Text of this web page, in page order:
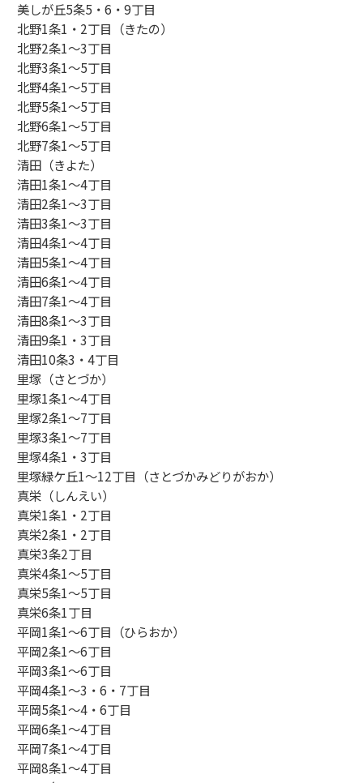
美しが丘5条5・6・9丁目
北野1条1・2丁目（きたの）
北野2条1～3丁目
北野3条1～5丁目
北野4条1～5丁目
北野5条1～5丁目
北野6条1～5丁目
北野7条1～5丁目
清田（きよた）
清田1条1～4丁目
清田2条1～3丁目
清田3条1～3丁目
清田4条1～4丁目
清田5条1～4丁目
清田6条1～4丁目
清田7条1～4丁目
清田8条1～3丁目
清田9条1・3丁目
清田10条3・4丁目
里塚（さとづか）
里塚1条1～4丁目
里塚2条1～7丁目
里塚3条1～7丁目
里塚4条1・3丁目
里塚緑ケ丘1～12丁目（さとづかみどりがおか）
真栄（しんえい）
真栄1条1・2丁目
真栄2条1・2丁目
真栄3条2丁目
真栄4条1～5丁目
真栄5条1～5丁目
真栄6条1丁目
平岡1条1～6丁目（ひらおか）
平岡2条1～6丁目
平岡3条1～6丁目
平岡4条1～3・6・7丁目
平岡5条1～4・6丁目
平岡6条1～4丁目
平岡7条1～4丁目
平岡8条1～4丁目